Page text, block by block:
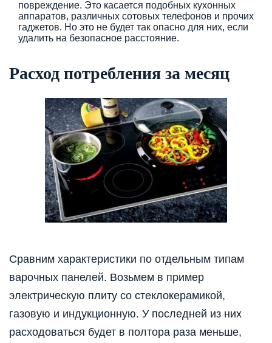
повреждение. Это касается подобных кухонных
аппаратов, различных сотовых телефонов и прочих
гаджетов. Но это не будет так опасно для них, если
удалить на безопасное расстояние.
Расход потребления за месяц
Сравним характеристики по отдельным типам
варочных панелей. Возьмем в пример
электрическую плиту со стеклокерамикой,
газовую и индукционную. У последней из них
расходоваться будет в полтора раза меньше,